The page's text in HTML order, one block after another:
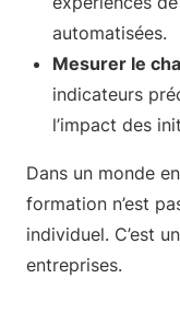
automatisées.
Mesurer le
indicateurs
l’impact des
Dans un monde
formation n’est
individuel. C’est
entreprises.